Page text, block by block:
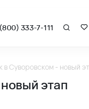
333-7-111
в Суворовском - новый
этап